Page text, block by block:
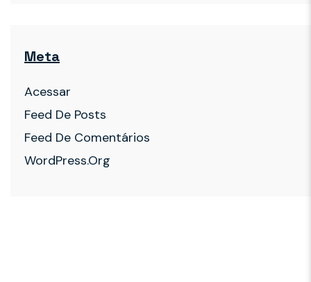
Meta
Acessar
Feed De Posts
Feed De Comentários
WordPress.org